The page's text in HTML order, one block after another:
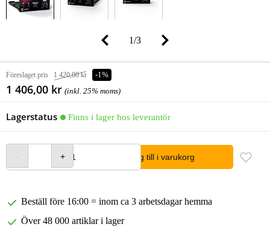
1/3
Föreslaget pris 1 420,00 kr -1%
1 406,00 kr (inkl. 25% moms)
Lagerstatus Finns i lager hos leverantör
lägg till i varukorg
Beställ före 16:00 = inom ca 3 arbetsdagar hemma
Över 48 000 artiklar i lager